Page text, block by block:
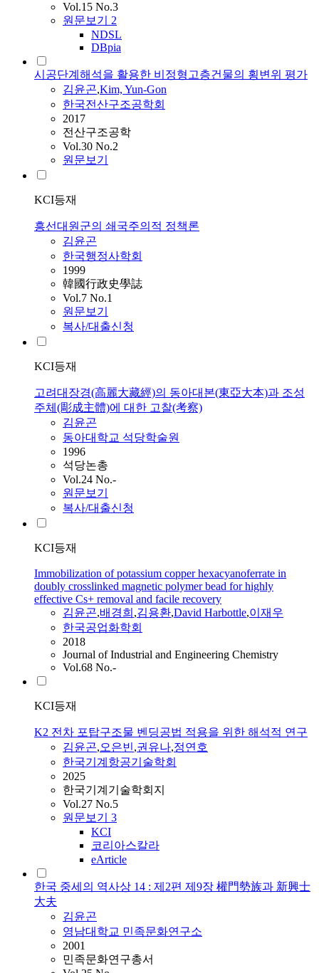
Vol.15 No.3
원문보기 2
NDSL
DBpia
시공단계해석을 활용한 비정형고층건물의 횡변위 평가
김윤곤,Kim, Yun-Gon
한국전산구조공학회
2017
전산구조공학
Vol.30 No.2
원문보기
KCI등재
흥선대원군의 쇄국주의적 정책론
김윤곤
한국행정사학회
1999
韓國行政史學誌
Vol.7 No.1
원문보기
복사/대출신청
KCI등재
고려대장경(高麗大藏經)의 동아대본(東亞大本)과 조성
주체(彫成主體)에 대한 고찰(考察)
김윤곤
동아대학교 석당학술원
1996
석당논총
Vol.24 No.-
원문보기
복사/대출신청
KCI등재
Immobilization of potassium copper hexacyanoferrate in
doubly crosslinked magnetic polymer bead for highly
effective Cs+ removal and facile recovery
김윤곤,배경희 ,김용환,David Harbottle,이재우
한국공업화학회
2018
Journal of Industrial and Engineering Chemistry
Vol.68 No.-
KCI등재
K2 전차 포탑구조물 벤딩공법 적용을 위한 해석적 연구
김윤곤,오은빈,권유나,정연호
한국기계항공기술학회
2025
한국기계기술학회지
Vol.27 No.5
원문보기 3
KCI
코리아스칼라
eArticle
한국 중세의 역사상 14 : 제2편 제9장 權門勢族과 新興士
大夫
김윤곤
영남대학교 민족문화연구소
2001
민족문화연구총서